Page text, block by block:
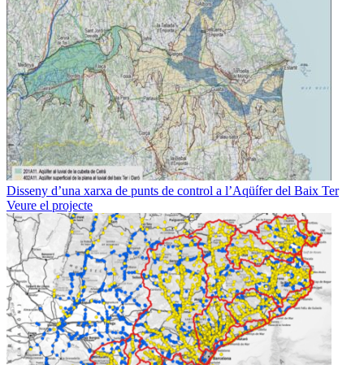
Disseny d’una xarxa de punts de control a l’Aqüífer del Baix Ter
Veure el projecte